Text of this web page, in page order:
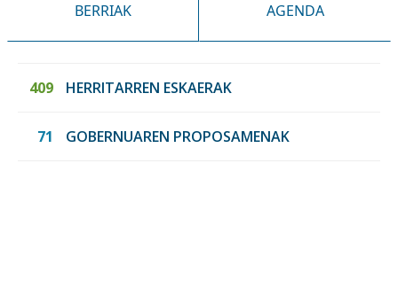
BERRIAK AGENDA
409 HERRITARREN ESKAERAK
71 GOBERNUAREN PROPOSAMENAK